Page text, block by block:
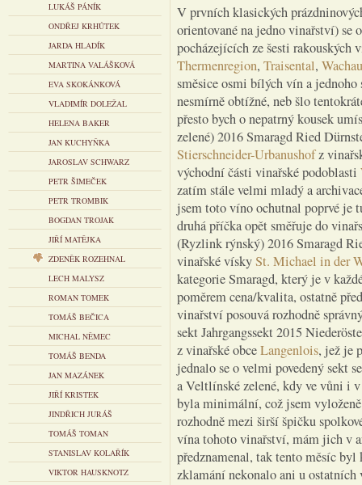
LUKÁŠ PÁNÍK
ONDŘEJ KRHŮTEK
JARDA HLADÍK
MARTINA VALÁŠKOVÁ
EVA SKOKÁNKOVÁ
VLADIMÍR DOLEŽAL
HELENA BAKER
JAN KUCHYŇKA
JAROSLAV SCHWARZ
PETR ŠIMEČEK
PETR TROMBIK
BOGDAN TROJAK
JIŘÍ MATĚJKA
ZDENĚK ROZEHNAL
LECH MALYSZ
ROMAN TOMEK
TOMÁŠ BEČICA
MICHAL NĚMEC
TOMÁŠ BENDA
JAN MAZÁNEK
JIŘÍ KRISTEK
JINDŘICH JURÁŠ
TOMÁŠ TOMAN
STANISLAV KOLAŘÍK
VIKTOR HAUSKNOTZ
V prvních klasických
orientované na jedno vinařství) se
pocházejících ze šesti rakouských
Thermenregion, Traisental, Wachau
směsice osmi bílých vín a
nesmírně obtížné, neb šlo
přesto bych o nepatrný kousek
zelené) 2016 Smaragd Ried
Stierschneider-Urbanushofz
východní části vinařské podoblasti
zatím stále velmi mladý a
jsem toto víno ochutnal poprvé je
druhá příčka opět směřuje do
(Ryzlink rýnský) 2016 Smaragd
vinařské vískySt. Michael in der
kategorie Smaragd, který je v
poměrem cena/kvalita, ostatně
vinařství posouvá rozhodně
sekt Jahrgangssekt 2015
z vinařské obceLangenlois, jež je
jednalo se o velmi povedený sekt
a Veltlínské zelené, kdy ve vůni i
byla minimální, což jsem
rozhodně mezi širší špičku
vína tohoto vinařství, mám jich v
předznamenal, tak tento měsíc
zklamání nekonalo ani u ostatních